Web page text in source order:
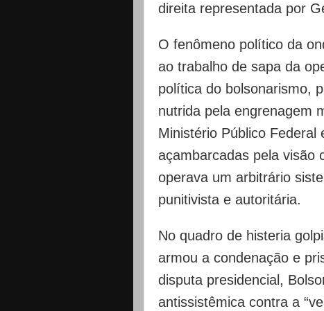
direita representada por
O fenômeno político da
ao trabalho de sapa da
política do bolsonarismo,
nutrida pela engrenagem
Ministério Público Federal
açambarcadas pela
operava um arbitrário
punitivista e autoritária.
No quadro de histeria
armou a condenação e
disputa presidencial,
antissistêmica contra a